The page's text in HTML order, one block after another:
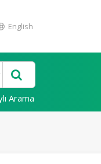
English
Arama